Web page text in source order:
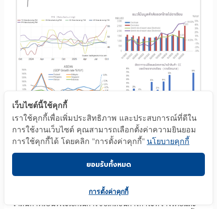
ภาพที่ 14สถิติสำคัญของอาเซียน (ASEAN) ที่เกี่ยวข้องกับอุตสาหกรรมไฟฟ้า
และอิเล็กทรอนิกส์ไทย (1)
รวบรวมข้อมูลและประมวลผลโดย:แผนกบริหารจัดการข้อมูลอุตสาหกรรม
ประมวลผลจากการประมาณการแนวโน้มของระบบสนับสนุนการวิเคราะห์
ข้อมูลสารสนเทศ
เจาะลึกลงไปในรายละเอียดของสินค้าในไตรมาสที่ 3/2025 พบ
ว่าสินค้าที่เป็นพระเอกในการขับเคลื่อนการค้าระหว่างไทยและ
เว็บไซต์นี้ใช้คุกกี้
เราใช้คุกกี้เพื่อเพิ่มประสิทธิภาพ และประสบการณ์ที่ดีใน
การใช้งานเว็บไซต์ คุณสามารถเลือกตั้งค่าความยินยอม
การใช้คุกกี้ได้ โดยคลิก "การตั้งค่าคุกกี้" นโยบายคุกกี้
ยอมรับทั้งหมด
การตั้งค่าคุกกี้